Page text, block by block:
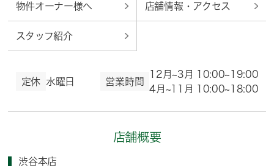
物件オーナー様へ 店舗情報・アクセス
スタッフ紹介
定休 水曜日 営業時間
12月~3月 10:00~19:00
4月~11月 10:00~18:00
店舗概要
渋谷本店